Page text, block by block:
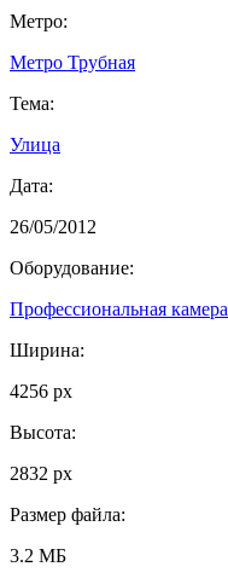
Метро:
Метро Трубная
Тема:
Улица
Дата:
26/05/2012
Оборудование:
Профессиональная камера
Ширина:
4256 px
Высота:
2832 px
Размер файла:
3.2 МБ